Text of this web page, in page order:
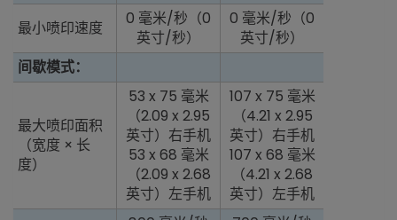
最小喷印速度
0 毫米/秒（0
英寸/秒）
0 毫米/秒（0
英寸/秒）
间歇模式：
最大喷印面积
（宽度 × 长
度）
53 x 75 毫米
（2.09 x 2.95
英寸）右手机
53 x 68 毫米
（2.09 x 2.68
英寸）左手机
107 x 75 毫米
（4.21 x 2.95
英寸）右手机
107 x 68 毫米
（4.21 x 2.68
英寸）左手机